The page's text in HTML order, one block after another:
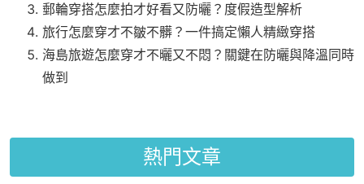
郵輪穿搭怎麼拍才好看又防曬？度假造型解析
旅行怎麼穿才不皺不髒？一件搞定懶人精緻穿搭
海島旅遊怎麼穿才不曬又不悶？關鍵在防曬與降溫同時
做到
熱門文章